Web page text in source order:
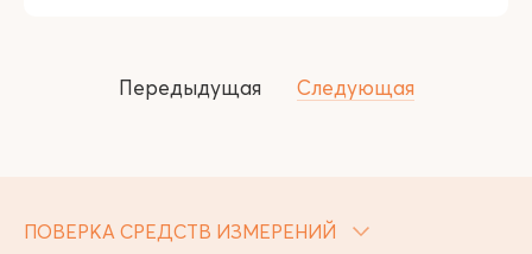
Передыдущая Следующая
ПОВЕРКА СРЕДСТВ ИЗМЕРЕНИЙ